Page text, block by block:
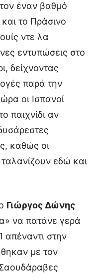
έναν βαθμό
το Πράσινο
ντε λα
εντυπώσεις στο
δείχνοντας
παρά την
οι Ισπανοί
παιχνίδι αν
καθώς οι
εδώ και
Γιώργος Δώνης
να πατάνε γερά
απέναντι στην
με τον